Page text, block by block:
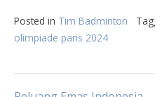
Posted in Tim Badminton
olimpiade paris 2024